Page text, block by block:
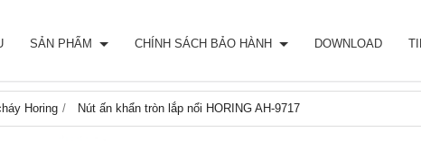
SẢN PHẨM CHÍNH SÁCH BẢO HÀNH DOWNLOAD
Horing Nút ấn khẩn tròn lắp nổi HORING AH-9717